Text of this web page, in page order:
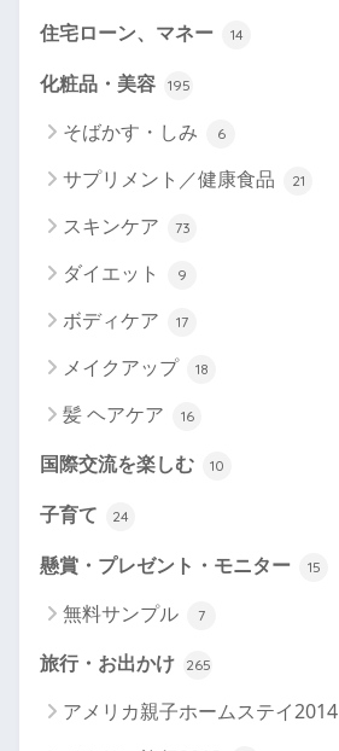
住宅ローン、マネー 14
化粧品・美容 195
そばかす・しみ 6
サプリメント／健康食品 21
スキンケア 73
ダイエット 9
ボディケア 17
メイクアップ 18
髪 ヘアケア 16
国際交流を楽しむ 10
子育て 24
懸賞・プレゼント・モニター 15
無料サンプル 7
旅行・お出かけ 265
アメリカ親子ホームステイ2014